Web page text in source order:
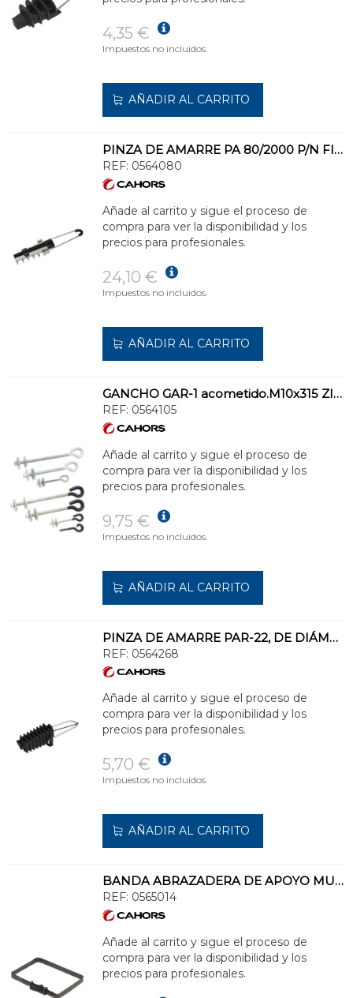
4,35 €
Impuestos no incluidos.
AÑADIR AL CARRITO
PINZA DE AMARRE PA 80/2000 P/N FIADOR 80mm2
REF: 0564080
Añade al carrito y sigue el proceso de
compra para ver la disponibilidad y los
precios para profesionales.
24,10 €
Impuestos no incluidos.
AÑADIR AL CARRITO
GANCHO GAR-1 acometido.M10x315 ZINCADO Y EN PLÁSTICO
REF: 0564105
Añade al carrito y sigue el proceso de
compra para ver la disponibilidad y los
precios para profesionales.
9,75 €
Impuestos no incluidos.
AÑADIR AL CARRITO
PINZA DE AMARRE PAR-22, DE DIÁMETRO 5/22mm PARA ACOMETIDA
REF: 0564268
Añade al carrito y sigue el proceso de
compra para ver la disponibilidad y los
precios para profesionales.
5,70 €
Impuestos no incluidos.
AÑADIR AL CARRITO
BANDA ABRAZADERA DE APOYO MULTI MAX LONGITUD 1200mm
REF: 0565014
Añade al carrito y sigue el proceso de
compra para ver la disponibilidad y los
precios para profesionales.